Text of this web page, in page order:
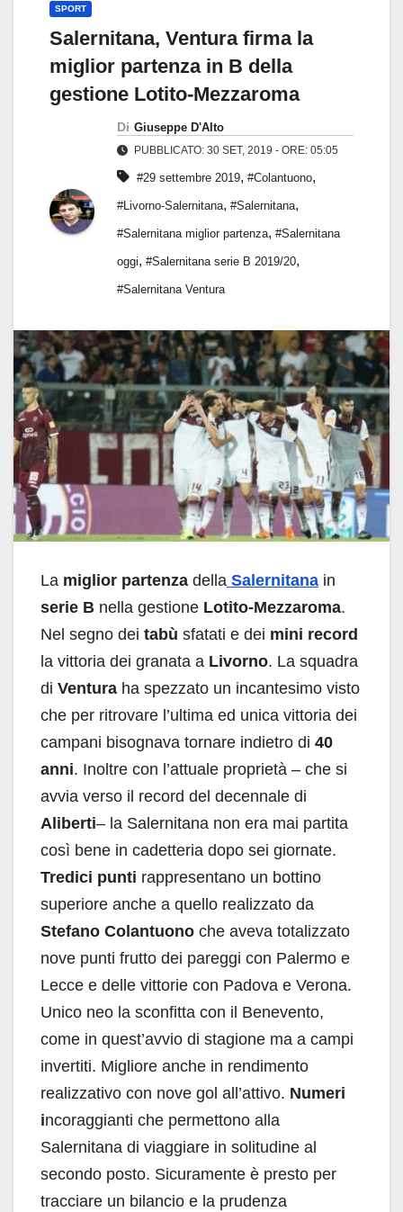
SPORT
Salernitana, Ventura firma la
miglior partenza in B della
gestione Lotito-Mezzaroma
Di Giuseppe D'Alto
PUBBLICATO: 30 SET, 2019 - ORE: 05:05
#29 settembre 2019, #Colantuono,
#Livorno-Salernitana, #Salernitana,
#Salernitana miglior partenza, #Salernitana
oggi, #Salernitana serie B 2019/20,
#Salernitana Ventura
La miglior partenza della Salernitana in
serie B nella gestione Lotito-Mezzaroma.
Nel segno dei tabù sfatati e dei mini record
la vittoria dei granata a Livorno. La squadra
di Ventura ha spezzato un incantesimo visto
che per ritrovare l’ultima ed unica vittoria dei
campani bisognava tornare indietro di 40
anni. Inoltre con l’attuale proprietà – che si
avvia verso il record del decennale di
Aliberti– la Salernitana non era mai partita
così bene in cadetteria dopo sei giornate.
Tredici punti rappresentano un bottino
superiore anche a quello realizzato da
Stefano Colantuono che aveva totalizzato
nove punti frutto dei pareggi con Palermo e
Lecce e delle vittorie con Padova e Verona.
Unico neo la sconfitta con il Benevento,
come in quest’avvio di stagione ma a campi
invertiti. Migliore anche in rendimento
realizzativo con nove gol all’attivo. Numeri
incoraggianti che permettono alla
Salernitana di viaggiare in solitudine al
secondo posto. Sicuramente è presto per
tracciare un bilancio e la prudenza